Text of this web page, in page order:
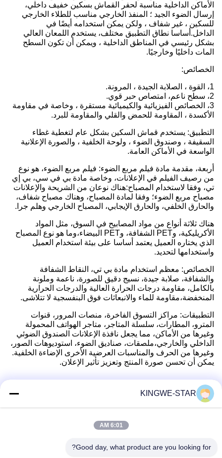
الأماكن الداخلية مناسبة لحفر القماش بسكين خفيف داخلي،
إرسال الضوء الجيد ؛ المنفذ الخارجي مناسب للطلاء الخارجي
للسكين ، غير شفاف ، ولكن يمكن استخدامه أيضًا في
الداخل.أساسا نطاق التطبيق مختلف، يستخدم اللمعان العالي
بشكل رئيسي في المناطق الداخلية ، ويمكن أن تكون السطح
المات داخليًا وخارجيًا.
الخصائص:
1، القوة ، الصلابة الجيدة ، المرونة.
2، سطح ناعم، امتصاص حبر قوي.
3، الخصائص الفيزيائية والكيميائية مستقرة ، وخاصة في مقاومة
الأكسدة ، المقاومة للحمض والقلي والمقاومة للبرد.
التطبيق: يستخدم قماش السكين بشكل عام لتغطية غطاء
السقيفة ، وصندوق الضوء ، ولوحة الخلفية ، والصورة الإعلانية
الواسعة في الأماكن العامة.
أربعة، مقدمة مادة فيلم مربع الضوء: فيلم مربع الضوء، هو نوع
من رصيف الفيلم في الإعلانات، وخاصة مادة بي في سي، بي إي
تي، وفقا لاستخدام المصباح:هناك نوعان من الشريحة والإعلانات
مصباح مربع الضوء؛ وفقا لمادة المصباح، وهناك مصباح شفاف،
والحارق الخلفي، والحارق الإيجابي، المصباح الخارجي وهلم جرا.
هناك ثلاثة أنواع من مواد المصابيح في السوق، مثل المواد
الأكريليكية، وPET الشفافة، وPET البيضاء،وما هو نوع المصباح
الذي يختاره العميل يعتمد أساسا على بيئة استخدام العميل
واستخدامها لتحديد.
الخصائص: معظم استخدام مادة بي تي، النقاط الشفافة
والشفافة، صلابة جيدة، نسيج دقيق للصورة، ناعمة وملونة
بالكامل، مقاومة درجات الحرارة العالية والدرجات الحرارية
المنخفضة،مقاومة للماء والانبعاثات فوق البنفسجية لا تتلاشى.
التطبيقات: مراكز التسوق الفاخرة، منصات المرور، قنوات
المترو، المطارات، سلسلة المتاجر، متاجر الهواتف المحمولة
وغيرها من الأماكن، مما يجعل نافذة الإعلانات الصندوق الضوئي
الداخلي والخارجي،ملصقات، صناديق الضوء، استوديوهات الصور،
وغيرها من الحرف والمناسبات العرضية الأخرى الإضاءة الخلفية.
يمكن أن تحسن صورة المنتج وتعزيز تأثير الإعلان.
الطابق الرابع، المبنى الرابع، منطقة شينتانغ الصناعية، بايشيشيا،
KINGWE-STAR
6:01 AM
Good day, what product are you looking for?